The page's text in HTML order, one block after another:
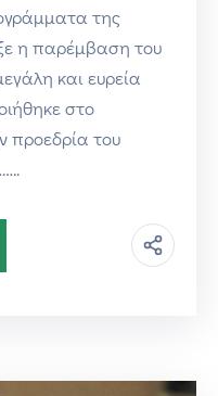
της
η παρέμβαση του
και ευρεία
στο
προεδρία του